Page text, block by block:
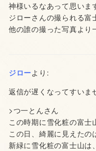
神様いるなあって思いま
ジローさんの撮られる富
他の誰の撮った写真より
ジローより:
返信が遅くなってすいま
>つ一とんさん
この時期に雪化粧の富士
この日、綺麗に見えたの
新緑に雪化粧の富士山は